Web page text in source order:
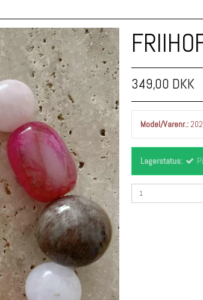
349,00 DKK
Model/Varenr.:
Lagerstatus: